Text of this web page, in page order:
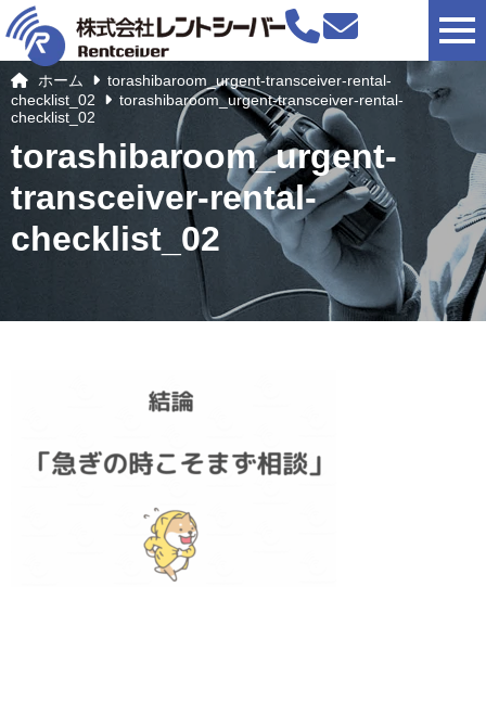
ホーム
torashibaroom_urgent-transceiver-rental-
checklist_02
torashibaroom_urgent-transceiver-rental-
checklist_02
torashibaroom_urgent-
transceiver-rental-
checklist_02